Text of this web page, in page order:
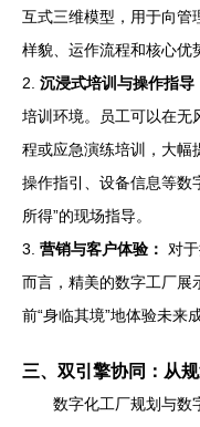
互式三维模型，用于向管
样貌、运作流程和核心优
2. 沉浸式培训与操作指导
培训环境。员工可以在无
程或应急演练培训，大幅
操作指引、设备信息等数
所得”的现场指导。
3. 营销与客户体验： 对
而言，精美的数字工厂展
前“身临其境”地体验未来成
三、双引擎协同：从
数字化工厂规划与数